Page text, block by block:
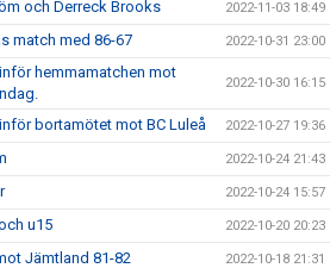
och Derreck Brooks 2022-11-03 18:49
match med 86-67 2022-10-31 23:00
hemmamatchen mot
2022-10-30 16:15
bortamötet mot BC Luleå 2022-10-27 19:36
2022-10-24 21:43
2022-10-24 15:57
u15 2022-10-20 20:23
Jämtland 81-82 2022-10-18 21:31